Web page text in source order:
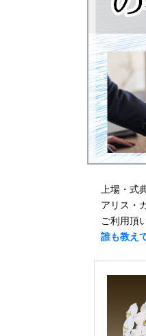
上場・式
アリス・
ご利用頂
誰も教え